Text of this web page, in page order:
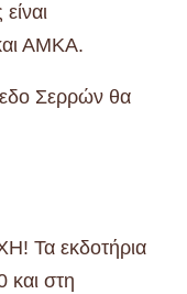
ΑΜΚΑ.
Σερρών θα
Τα εκδοτήρια
και στη